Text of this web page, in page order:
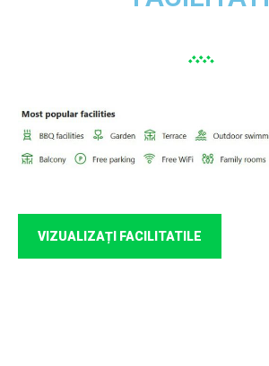
VIZUALIZAȚI FACILITATILE